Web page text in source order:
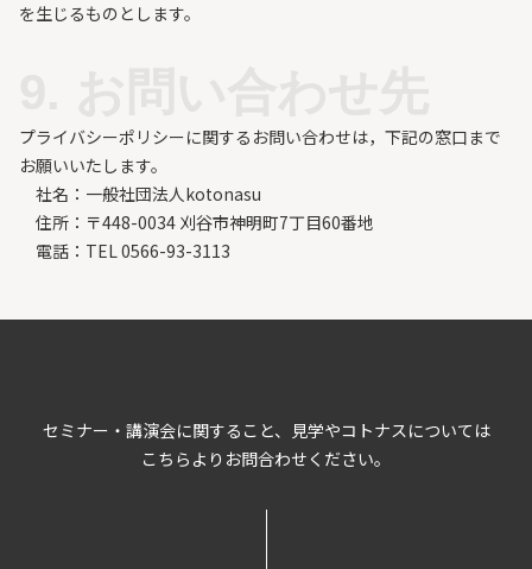
を生じるものとします。
プライバシーポリシーに関するお問い合わせは，下記の窓口まで
お願いいたします。
社名：一般社団法人kotonasu
住所：〒448-0034 刈谷市神明町7丁目60番地
電話：TEL 0566-93-3113
セミナー・講演会に関すること、見学やコトナスについては
こちらよりお問合わせください。